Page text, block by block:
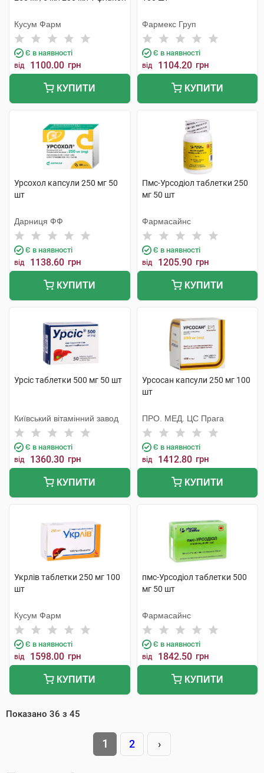
Кусум Фарм
Є в наявності
від 1100.00 грн
КУПИТИ
Фармекс Груп
Є в наявності
від 1104.20 грн
КУПИТИ
Урсохол капсули 250 мг 50
шт
Дарниця ФФ
Є в наявності
від 1138.60 грн
КУПИТИ
Пмс-Урсодіол таблетки 250
мг 50 шт
Фармасайнс
Є в наявності
від 1205.90 грн
КУПИТИ
Урсіс таблетки 500 мг 50 шт
Київський вітамінний завод
Є в наявності
від 1360.30 грн
КУПИТИ
Урсосан капсули 250 мг 100
шт
ПРО. МЕД. ЦС Прага
Є в наявності
від 1412.80 грн
КУПИТИ
Укрлів таблетки 250 мг 100
шт
Кусум Фарм
Є в наявності
від 1598.00 грн
КУПИТИ
пмс-Урсодіол таблетки 500
мг 50 шт
Фармасайнс
Є в наявності
від 1842.50 грн
КУПИТИ
Показано 36 з 45
1 2 ›